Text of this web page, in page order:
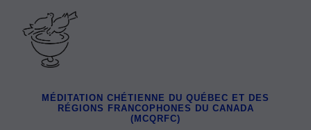
MÉDITATION CHÉTIENNE DU QUÉBEC ET DES
RÉGIONS FRANCOPHONES DU CANADA
(MCQRFC)